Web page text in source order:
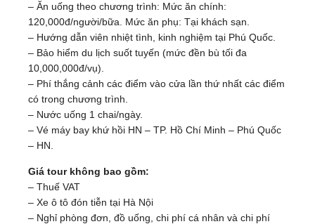
– Ăn uống theo chương trình: Mức ăn chính:
120,000đ/người/bữa. Mức ăn phụ: Tại khách sạn.
– Hướng dẫn viên nhiệt tình, kinh nghiệm tại Phú Quốc.
– Bảo hiểm du lịch suốt tuyến (mức đền bù tối đa
10,000,000đ/vụ).
– Phí thắng cảnh các điểm vào cửa lần thứ nhất các điểm
có trong chương trình.
– Nước uống 1 chai/ngày.
– Vé máy bay khứ hồi HN – TP. Hồ Chí Minh – Phú Quốc
– HN.
Giá tour không bao gồm:
– Thuế VAT
– Xe ô tô đón tiễn tại Hà Nội
– Nghỉ phòng đơn, đồ uống, chi phí cá nhân và chi phí